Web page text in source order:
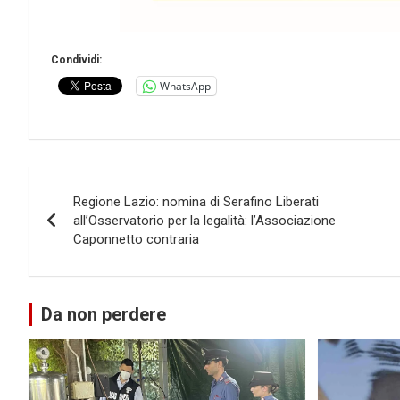
Condividi:
WhatsApp
articoli
Regione Lazio: nomina di Serafino Liberati
all’Osservatorio per la legalità: l’Associazione
Caponnetto contraria
Da non perdere